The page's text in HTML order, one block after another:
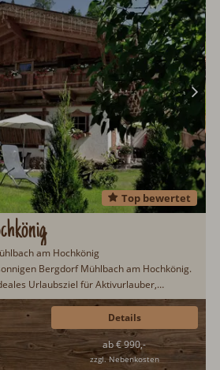
Top bewertet
am Hochkönig
Bergdorf Mühlbach am Hochkönig.
Urlaubsziel für Aktivurlauber,
Das Almchalet am Hochkönig
Kachelofen, WLAN, Spielplatz und
ab € 990,-
zzgl. Nebenkosten
Details